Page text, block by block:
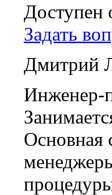
Доступен
Задать
Дмитрий
Инженер-
Основная